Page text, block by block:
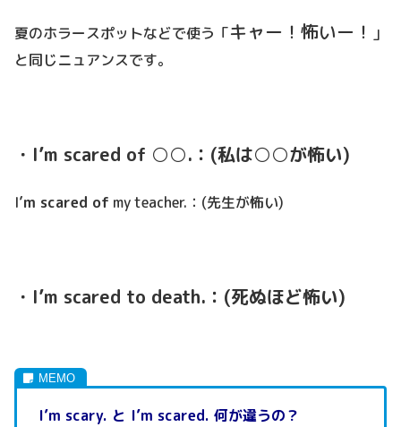
夏のホラースポットなどで使う「キャー！怖いー！
」
と同じニュアンスです。
・I’m scared of ○○.：(私は○○が怖い)
I’m scared of my teacher.：(先生が怖い)
・I’m scared to death.：(死ぬほど怖い)
I’m scary. と I’m scared. 何が違うの？